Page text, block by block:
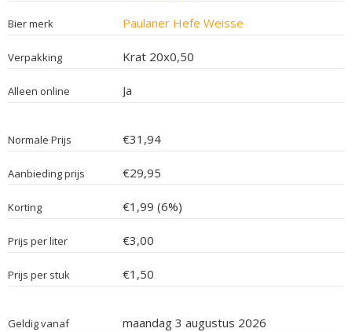
Bier merk Paulaner Hefe Weisse
Verpakking Krat 20x0,50
Alleen online Ja
Normale Prijs €31,94
Aanbieding prijs €29,95
Korting €1,99 (6%)
Prijs per liter €3,00
Prijs per stuk €1,50
Geldig vanaf maandag 3 augustus 2026